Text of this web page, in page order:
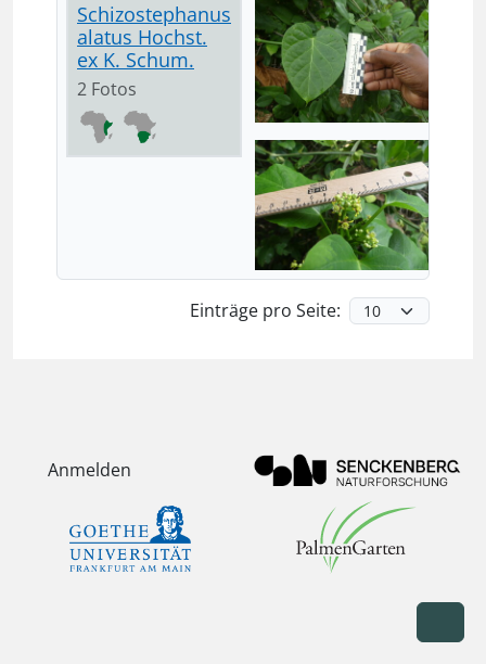
Schizostephanus
alatus Hochst.
ex K. Schum.
2 Fotos
Einträge pro Seite:
Anmelden